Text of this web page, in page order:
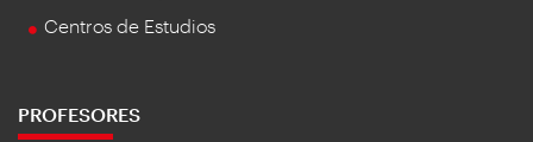
Centros de Estudios
PROFESORES